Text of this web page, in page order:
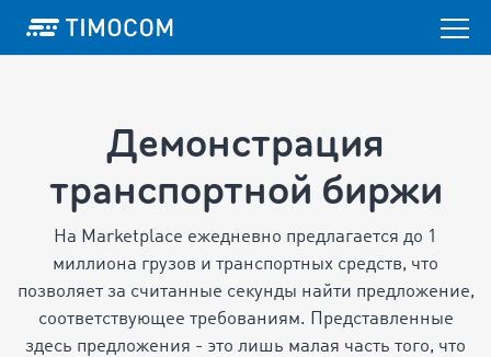
Демонстрация
транспортной биржи
На Marketplace ежедневно предлагается до 1
миллиона грузов и транспортных средств, что
позволяет за считанные секунды найти предложение,
соответствующее требованиям.
Представленные
здесь предложения - это лишь малая часть того, что